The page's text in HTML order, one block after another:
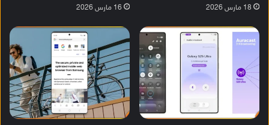
18 مارس 2026 16 مارس 2026